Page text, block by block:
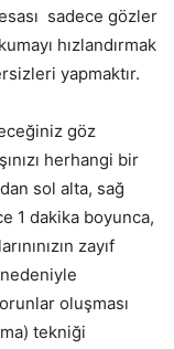
sadece gözler
hızlandırmak
yapmaktır.
göz
herhangi bir
sol alta, sağ
1 dakika boyunca,
zayıf
oluşması
tekniği